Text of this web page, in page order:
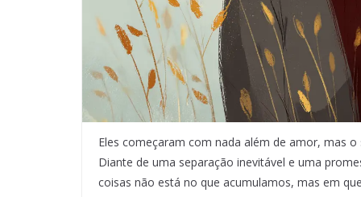
Eles começaram com nada além de amor, mas
Diante de uma separação inevitável e uma
coisas não está no que acumulamos, mas em